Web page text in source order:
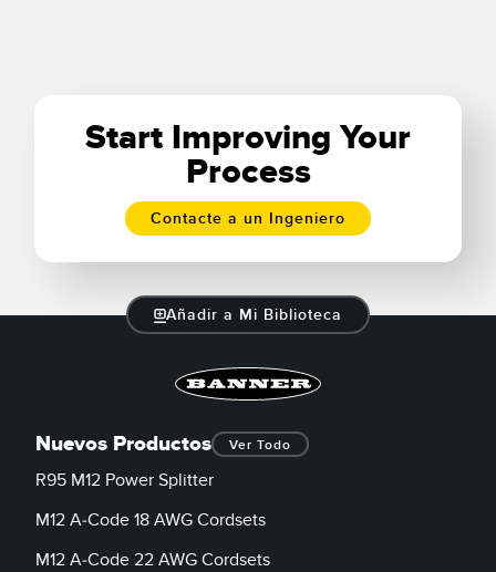
Start Improving Your
Process
Contacte a un Ingeniero
Añadir a Mi Biblioteca
Nuevos Productos Ver Todo
R95 M12 Power Splitter
M12 A-Code 18 AWG Cordsets
M12 A-Code 22 AWG Cordsets